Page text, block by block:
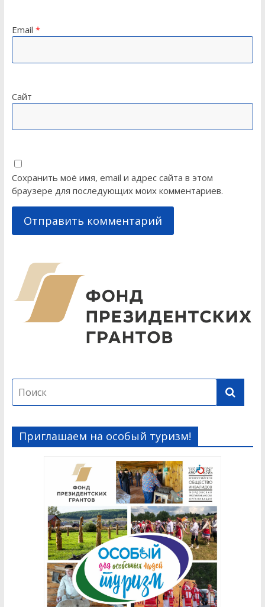
Email *
Сайт
Сохранить моё имя, email и адрес сайта в этом
браузере для последующих моих комментариев.
Приглашаем на особый туризм!